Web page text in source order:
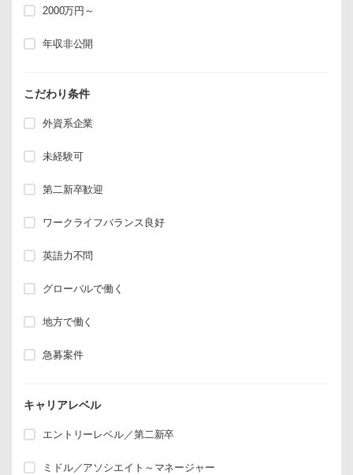
2000万円～
年収非公開
こだわり条件
外資系企業
未経験可
第二新卒歓迎
ワークライフバランス良好
英語力不問
グローバルで働く
地方で働く
急募案件
キャリアレベル
エントリーレベル／第二新卒
ミドル／アソシエイト～マネージャー